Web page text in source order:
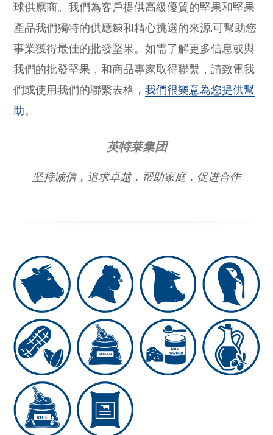
球供應商。我們為客戶提供高級優質的堅果和堅果
產品我們獨特的供應鍊和精心挑選的來源,可幫助您
事業獲得最佳的批發堅果。如需了解更多信息或與
我們的批發堅果，和商品專家取得聯繫，請致電我
們或使用我們的聯繫表格，我們很樂意為您提供幫
助。
英特莱集团
坚持诚信，追求卓越，帮助家庭，促进合作